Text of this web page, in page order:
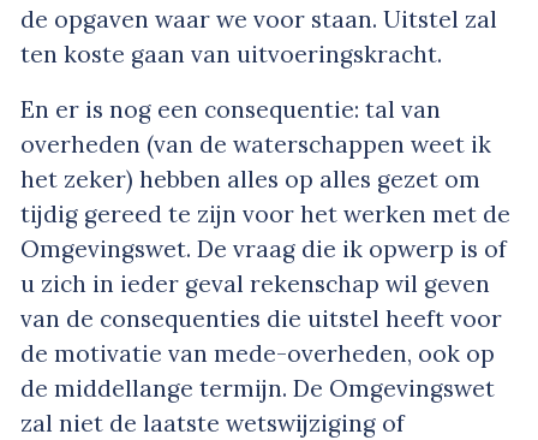
de opgaven waar we voor staan. Uitstel zal
ten koste gaan van uitvoeringskracht.
En er is nog een consequentie: tal van
overheden (van de waterschappen weet ik
het zeker) hebben alles op alles gezet om
tijdig gereed te zijn voor het werken met de
Omgevingswet. De vraag die ik opwerp is of
u zich in ieder geval rekenschap wil geven
van de consequenties die uitstel heeft voor
de motivatie van mede-overheden, ook op
de middellange termijn. De Omgevingswet
zal niet de laatste wetswijziging of